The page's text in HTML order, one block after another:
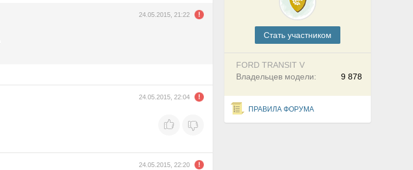
Cтать участником
FORD TRANSIT V
9 878
Владельцев модели:
ПРАВИЛА ФОРУМА
24.05.2015, 21:22
24.05.2015, 22:04
24.05.2015, 22:20